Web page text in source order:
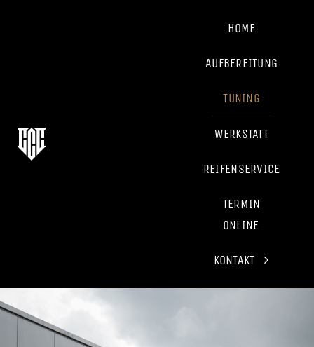
HOME
AUFBEREITUNG
TUNING
WERKSTATT
REIFENSERVICE
TERMIN
ONLINE
KONTAKT